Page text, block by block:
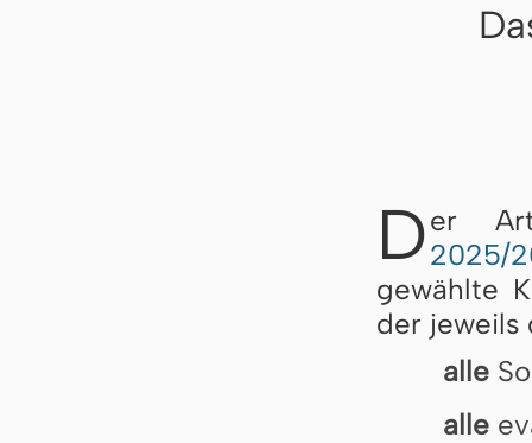
Der
2025/
gewählte
der jeweils
alle
alle